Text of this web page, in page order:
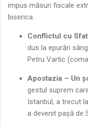
impus măsuri fiscale
biserica.
Conflictul cu
dus la epurări
Petru Vartic
Apostazia – Un
gestul suprem
Istanbul, a trecut
a devenit pașă de